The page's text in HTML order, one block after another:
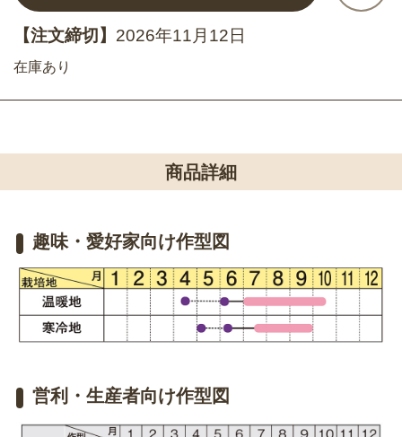
【注文締切】 2026年11月12日
在庫あり
商品詳細
趣味・愛好家向け作型図
営利・生産者向け作型図